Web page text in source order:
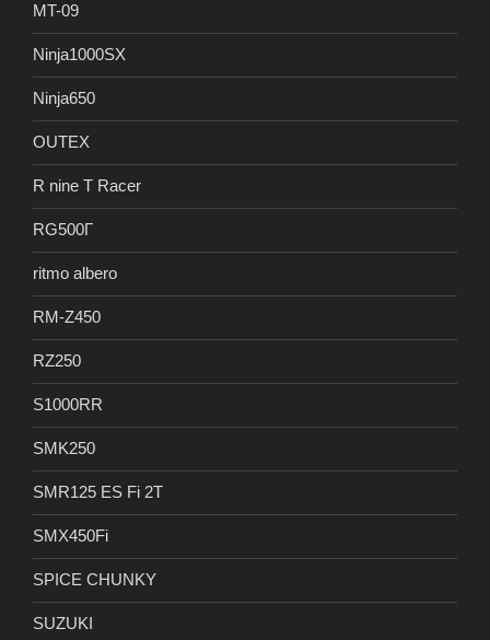
MT-09
Ninja1000SX
Ninja650
OUTEX
R nine T Racer
RG500Γ
ritmo albero
RM-Z450
RZ250
S1000RR
SMK250
SMR125 ES Fi 2T
SMX450Fi
SPICE CHUNKY
SUZUKI